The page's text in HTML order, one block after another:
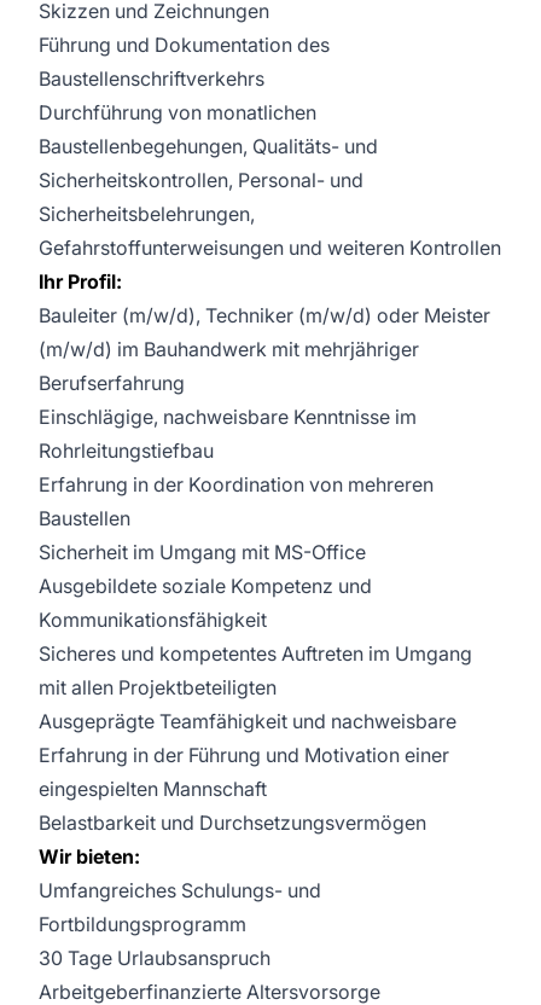
Skizzen und Zeichnungen
Führung und Dokumentation des
Baustellenschriftverkehrs
Durchführung von monatlichen
Baustellenbegehungen, Qualitäts- und
Sicherheitskontrollen, Personal- und
Sicherheitsbelehrungen,
Gefahrstoffunterweisungen und weiteren Kontrollen
Ihr Profil:
Bauleiter (m/w/d), Techniker (m/w/d) oder Meister
(m/w/d) im Bauhandwerk mit mehrjähriger
Berufserfahrung
Einschlägige, nachweisbare Kenntnisse im
Rohrleitungstiefbau
Erfahrung in der Koordination von mehreren
Baustellen
Sicherheit im Umgang mit MS-Office
Ausgebildete soziale Kompetenz und
Kommunikationsfähigkeit
Sicheres und kompetentes Auftreten im Umgang
mit allen Projektbeteiligten
Ausgeprägte Teamfähigkeit und nachweisbare
Erfahrung in der Führung und Motivation einer
eingespielten Mannschaft
Belastbarkeit und Durchsetzungsvermögen
Wir bieten:
Umfangreiches Schulungs- und
Fortbildungsprogramm
30 Tage Urlaubsanspruch
Arbeitgeberfinanzierte Altersvorsorge